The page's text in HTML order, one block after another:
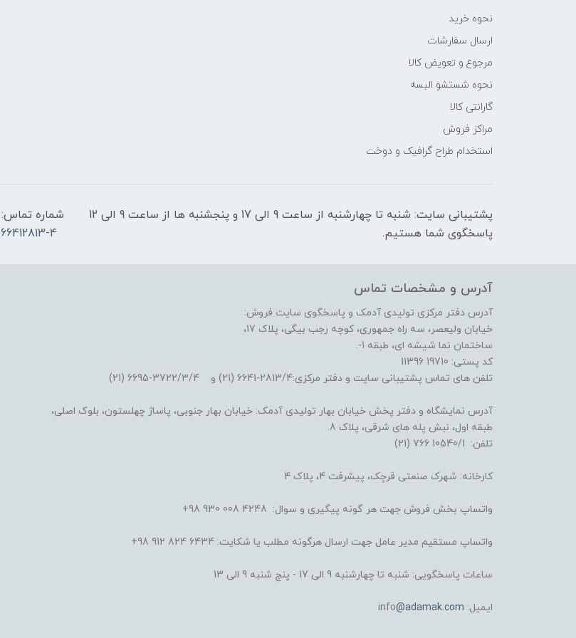
نحوه خرید
ارسال سفارشات
مرجوع و تعویض کالا
نحوه شستشو البسه
گارانتی کالا
مراکز فروش
استخدام طراح گرافیک و دوخت
پشتیبانی سایت: شنبه تا چهارشنبه از ساعت 9 الی 17 و پنجشنبه ها از ساعت 9 الی 12
پاسخگوی شما هستیم.
شماره تماس:
66412813-4(021) , 66953722-4(021)
آدرس و مشخصات تماس
آدرس دفتر مرکزی تولیدی آدمک و پاسخگوی سایت فروش:
خیابان ولیعصر، سه راه جمهوری، کوچه رجب بیگی، پلاک 17،
ساختمان نما شیشه ای، طبقه 1-.
کد پستی: 19710 11396
تلفن های تماس پشتیبانی سایت و دفتر مرکزی:2813/4-6641 (21) و 3722/3/4-6695 (21)
آدرس نمایشگاه و دفتر پخش خیابان بهار تولیدی آدمک: خیابان بهار جنوبی، پاساژ چهلستون، بلوک اصلی،
طبقه اول، نبش پله های شرقی، پلاک 8.
تلفن: 10540/1 766 (21)
کارخانه: شهرک صنعتی قرچک، پیشرفت 4، پلاک 4
واتساپ بخش فروش جهت هر گونه پیگیری و سوال: 4248 008 930 98+
واتساپ مستقیم مدیر عامل جهت ارسال هرگونه مطلب یا شکایت: 6434 824 912 98+
ساعات پاسخگویی: شنبه تا چهارشنبه 9 الی 17 - پنج شنبه 9 الی 13
ایمیل: info @adamak.com